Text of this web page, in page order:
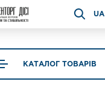
UA
КАТАЛОГ ТОВАРІВ